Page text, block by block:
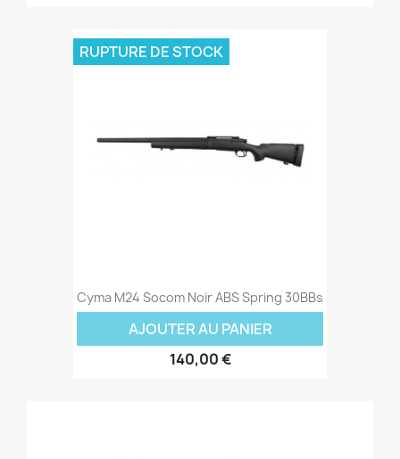
Cyma M24 Socom Noir ABS Spring 30BBs
AJOUTER AU PANIER
140,00 €
RUPTURE DE STOCK